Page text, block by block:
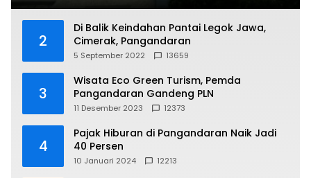
2
Di Balik Keindahan Pantai Legok Jawa,
Cimerak, Pangandaran
5 September 2022 13659
3
Wisata Eco Green Turism, Pemda
Pangandaran Gandeng PLN
11 Desember 2023 12373
4
Pajak Hiburan di Pangandaran Naik Jadi
40 Persen
10 Januari 2024 12213